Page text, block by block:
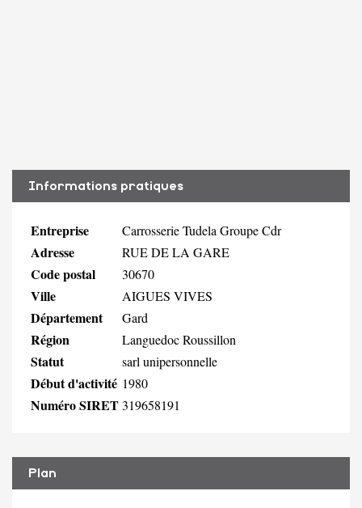
Informations pratiques
Entreprise Carrosserie Tudela Groupe Cdr
Adresse RUE DE LA GARE
Code postal 30670
Ville AIGUES VIVES
Département Gard
Région Languedoc Roussillon
Statut sarl unipersonnelle
Début d'activité 1980
Numéro SIRET319658191
Plan